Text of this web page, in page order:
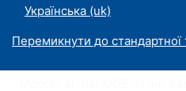
Українська ‎(uk)‎
Перемикнути до стандартної